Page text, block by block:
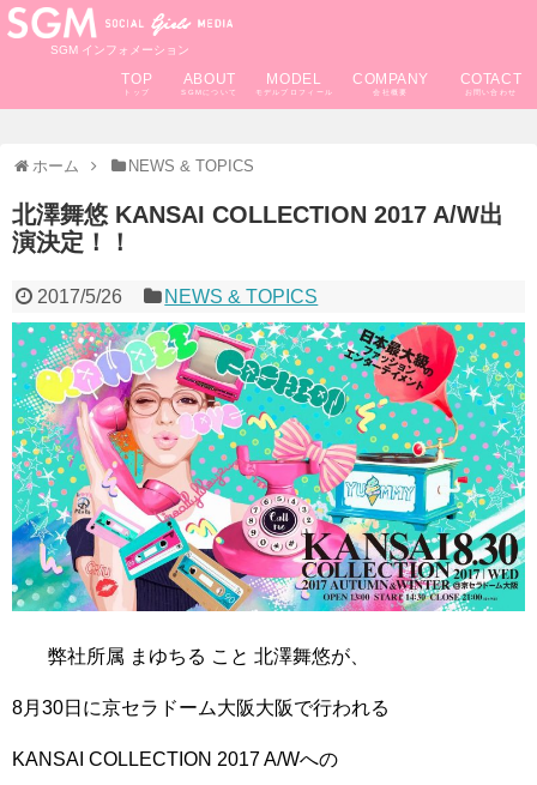
SGM インフォメーション
COTACT
COMPANY
MODEL
ABOUT
TOP
ホーム NEWS & TOPICS
北澤舞悠 KANSAI COLLECTION 2017 A/W出
演決定！！
2017/5/26 NEWS & TOPICS
弊社所属 まゆちる こと 北澤舞悠が、
8月30日に京セラドーム大阪大阪で行われる
KANSAI COLLECTION 2017 A/Wへの